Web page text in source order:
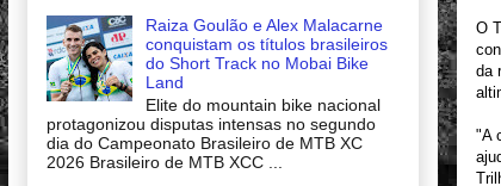
O
da
"A
Raiza Goulão e Alex Malacarne
conquistam os títulos brasileiros
do Short Track no Mobai Bike
Land
Elite do mountain bike nacional
protagonizou disputas intensas no segundo
dia do Campeonato Brasileiro de MTB XC
2026 Brasileiro de MTB XCC ...